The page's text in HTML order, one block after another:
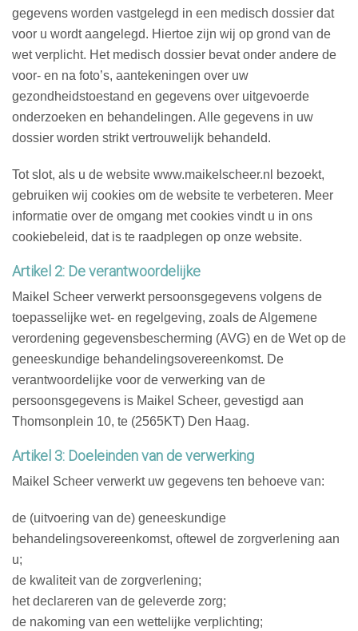
gegevens worden vastgelegd in een medisch dossier dat
voor u wordt aangelegd. Hiertoe zijn wij op grond van de
wet verplicht. Het medisch dossier bevat onder andere de
voor- en na foto’s, aantekeningen over uw
gezondheidstoestand en gegevens over uitgevoerde
onderzoeken en behandelingen. Alle gegevens in uw
dossier worden strikt vertrouwelijk behandeld.
Tot slot, als u de website www.maikelscheer.nl bezoekt,
gebruiken wij cookies om de website te verbeteren. Meer
informatie over de omgang met cookies vindt u in ons
cookiebeleid, dat is te raadplegen op onze website.
Artikel 2: De verantwoordelijke
Maikel Scheer verwerkt persoonsgegevens volgens de
toepasselijke wet- en regelgeving, zoals de Algemene
verordening gegevensbescherming (AVG) en de Wet op de
geneeskundige behandelingsovereenkomst. De
verantwoordelijke voor de verwerking van de
persoonsgegevens is Maikel Scheer, gevestigd aan
Thomsonplein 10, te (2565KT) Den Haag.
Artikel 3: Doeleinden van de verwerking
Maikel Scheer verwerkt uw gegevens ten behoeve van:
de (uitvoering van de) geneeskundige
behandelingsovereenkomst, oftewel de zorgverlening aan
u;
de kwaliteit van de zorgverlening;
het declareren van de geleverde zorg;
de nakoming van een wettelijke verplichting;